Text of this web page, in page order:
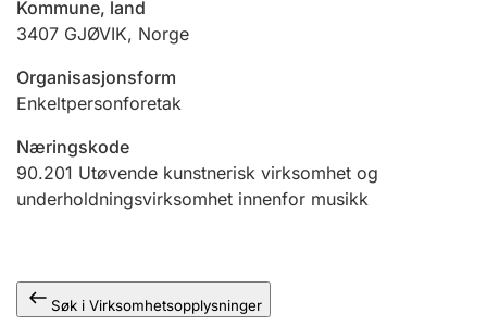
Ektepaktveileder
Offentlig sektor
Kommune, land
3407 GJØVIK, Norge
Organisasjonsform
Enkeltpersonforetak
Næringskode
90.201 Utøvende kunstnerisk virksomhet og
underholdningsvirksomhet innenfor musikk
Søk i Virksomhetsopplysninger